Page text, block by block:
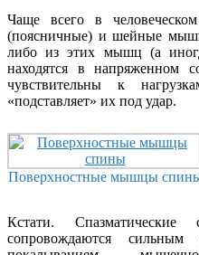
Чаще всего в
(поясничные) и шейные
либо из этих мышц (а
находятся в напряженном
чувствительны к
«подставляет» их под удар.
Поверхностные мышцы
Кстати.
сопровождаются